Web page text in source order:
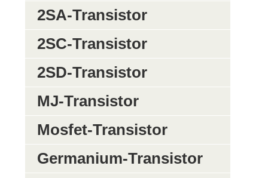
2SA-Transistor
2SC-Transistor
2SD-Transistor
MJ-Transistor
Mosfet-Transistor
Germanium-Transistor